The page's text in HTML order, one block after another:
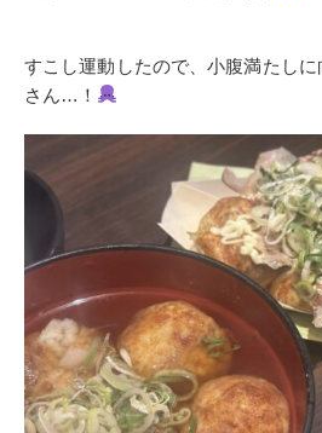
すこし運動したので、小腹満たし
さん…！